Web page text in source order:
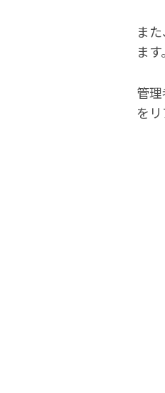
ま
ます。
管
を